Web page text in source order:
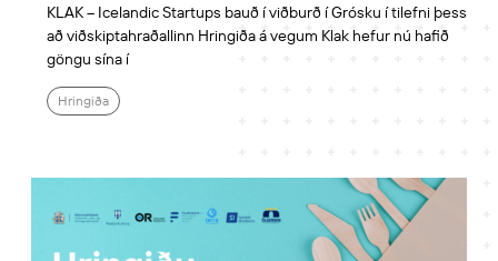
KLAK – Icelandic Startups bauð í viðburð í Grósku í tilefni þess
að viðskiptahraðallinn Hringiða á vegum Klak hefur nú hafið
göngu sína í
Hringiða